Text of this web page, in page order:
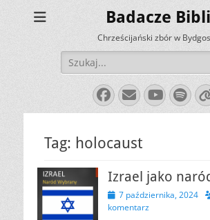
Badacze
Chrześcijański zbór w
Szukaj:
Facebook
E-
mail
Tag: holocaust
Izrael jako
Opublikowano
7 października, 2024
komentarz